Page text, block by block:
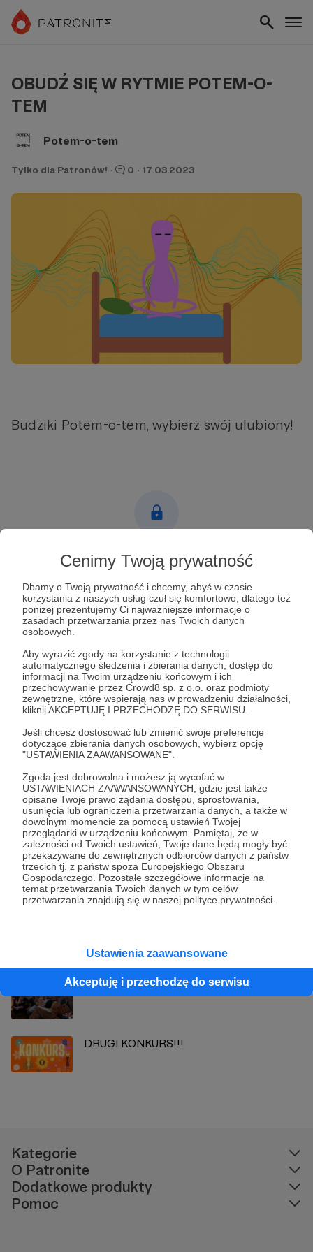
Cenimy Twoją prywatność
Dbamy o Twoją prywatność i chcemy, abyś w czasie
korzystania z naszych usług czuł się komfortowo, dlatego też
poniżej prezentujemy Ci najważniejsze informacje o
zasadach przetwarzania przez nas Twoich danych
osobowych.
Aby wyrazić zgody na korzystanie z technologii
automatycznego śledzenia i zbierania danych, dostęp do
informacji na Twoim urządzeniu końcowym i ich
przechowywanie przez Crowd8 sp. z o.o. oraz podmioty
zewnętrzne, które wspierają nas w prowadzeniu działalności,
kliknij AKCEPTUJĘ I PRZECHODZĘ DO SERWISU.
Jeśli chcesz dostosować lub zmienić swoje preferencje
dotyczące zbierania danych osobowych, wybierz opcję
"USTAWIENIA ZAAWANSOWANE".
Zgoda jest dobrowolna i możesz ją wycofać w
USTAWIENIACH ZAAWANSOWANYCH, gdzie jest także
opisane Twoje prawo żądania dostępu, sprostowania,
usunięcia lub ograniczenia przetwarzania danych, a także w
dowolnym momencie za pomocą ustawień Twojej
przeglądarki w urządzeniu końcowym. Pamiętaj, że w
zależności od Twoich ustawień, Twoje dane będą mogły być
przekazywane do zewnętrznych odbiorców danych z państw
trzecich tj. z państw spoza Europejskiego Obszaru
Gospodarczego. Pozostałe szczegółowe informacje na
temat przetwarzania Twoich danych w tym celów
przetwarzania znajdują się w naszej polityce prywatności.
Ustawienia zaawansowane
Akceptuję i przechodzę do serwisu
OBUDŹ SIĘ W RYTMIE POTEM-O-
TEM
Potem-o-tem
Tylko dla Patronów! · 0 · 17.03.2023
Budziki Potem-o-tem, wybierz swój ulubiony!
Post dostępny tylko dla Patronów
Aby zobaczyć ten materiał musisz być zalogowany
Zostań Patronem
Zaloguj się
Udostępnij
Potem-o-tem
Zobacz profil autora
Zobacz również
ZDJĘCIA ZZA KULISOWE
DRUGI KONKURS!!!
Kategorie
O Patronite
Dodatkowe produkty
Pomoc